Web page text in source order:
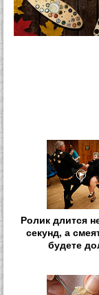
Ролик длится
секунд, а
будете